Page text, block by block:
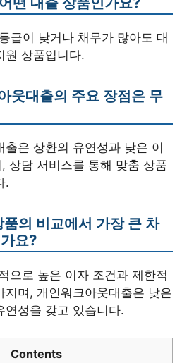
급이 낮거나 채무가 많아도 대
원 상품입니다.
웃대출의 주요 장점은 무
은 상환의 유연성과 낮은 이
상담 서비스를 통해 맞춤 상품
.
의 비교에서 가장 큰 차
요?
으로 높은 이자 조건과 제한적
지며, 개인워크아웃대출은 낮은
연성을 갖고 있습니다.
Contents